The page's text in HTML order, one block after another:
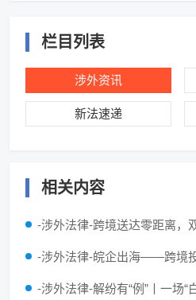
栏目列表
涉外资讯
新法速递
相关内容
-涉外法律-跨境送达零距离，